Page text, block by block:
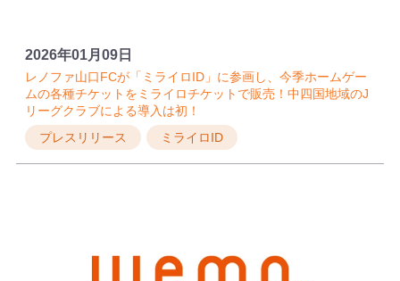
プレスリリース ミライロID
レノファ山口FCが「ミライロID」に参画し、今季ホームゲー
ムの各種チケットをミライロチケットで販売！中四国地域のJ
リーグクラブによる導入は初！
2026年01月09日